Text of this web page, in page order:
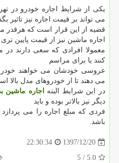
یکی از شرایط اجاره خودرو در
می تواند بر قیمت اجاره نیز تاثیر
قضیه از این قرار است که هرقدر
اجاره ماشین نیز از قیمت پایین تری
معمولا افرادی که سعی دارند
کنند یا برای مراسم
عروسی خودشان می خواهند
می دهند تا از خودروهای مدل بالا
در این شرایط البته
اجاره ماشین
دیگر نیز بالاتر بوده و باید
فردی که مبلغ اجاره را می
باشد.
1397/12/20
22:30:34
5.0
/ 5